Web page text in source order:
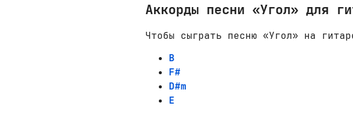
Аккорды песни «Угол» для
Чтобы сыграть песню «Угол» на
B
F#
D#m
E